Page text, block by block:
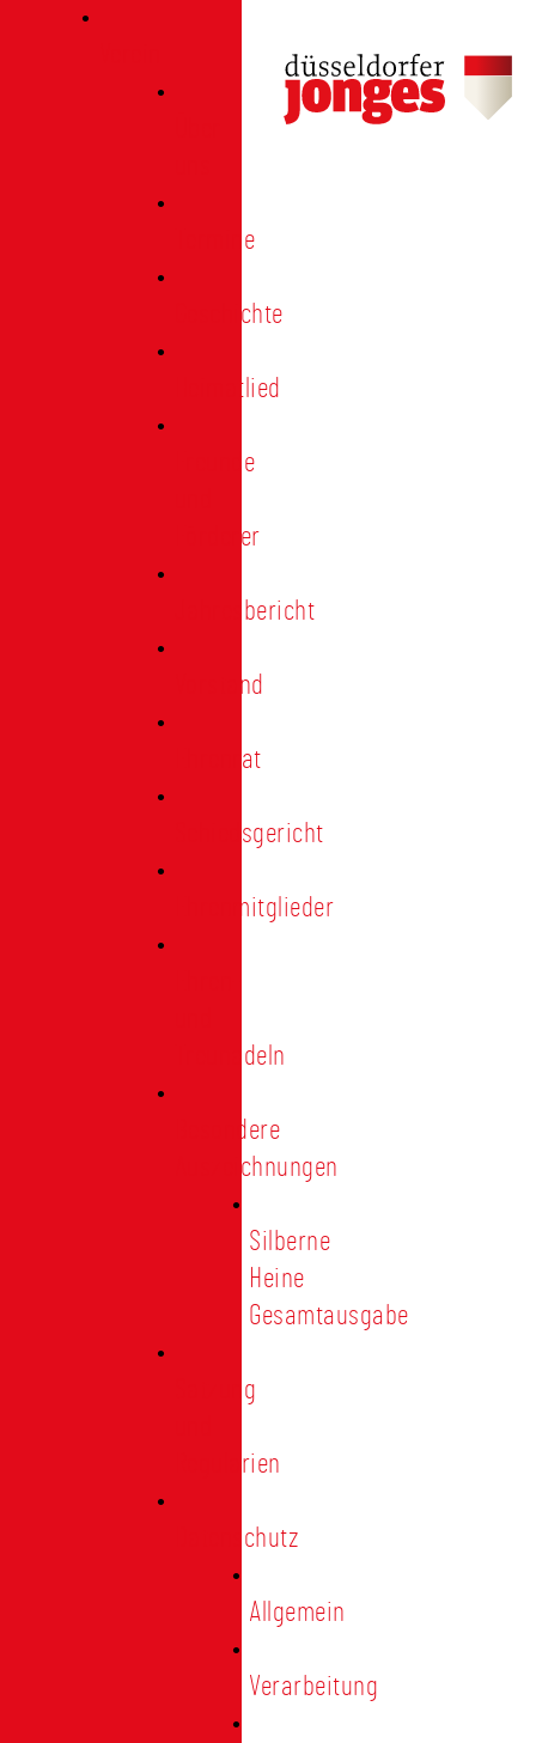
Termine
Geschichte
Heimatlied
Freunde
Förderer
Jahresbericht
Vorstand
Ehrenrat
Schiedsgericht
Ehrenmitglieder
Treunadeln
Besondere
Auszeichnungen
Silberne
Heine
Gesamtausgabe
Satzung
Regularien
Datenschutz
Allgemein
Verarbeitung